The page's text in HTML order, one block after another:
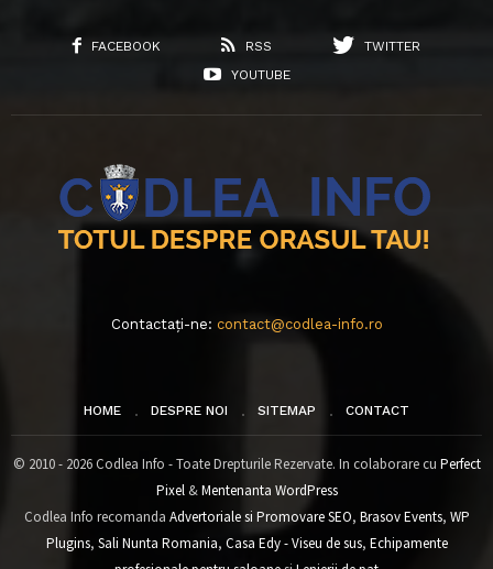
FACEBOOK RSS
TWITTER
YOUTUBE
Contactați-ne: contact@codlea-info.ro
HOME DESPRE NOI SITEMAP CONTACT
© 2010 - 2026 Codlea Info - Toate Drepturile Rezervate. In colaborare cu Perfect
Pixel&Mentenanta WordPress
Codlea Info recomanda Advertoriale si Promovare SEO, Brasov Events, WP
Plugins, Sali Nunta Romania, Casa Edy - Viseu de sus, Echipamente